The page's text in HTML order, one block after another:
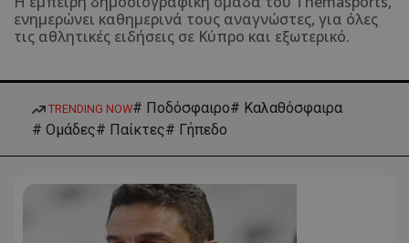
ενημερώνει καθημερινά τους αναγνώστες, για όλες
τις αθλητικές ειδήσεις σε Κύπρο και εξωτερικό.
TRENDING NOW# Ποδόσφαιρο# Καλαθόσφαιρα
# Ομάδες# Παίκτες# Γήπεδο